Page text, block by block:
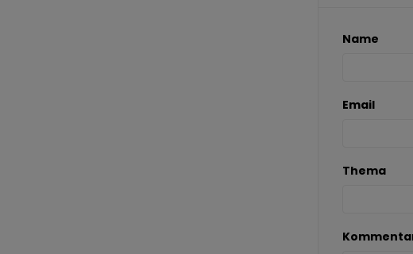
Name
Email
Thema